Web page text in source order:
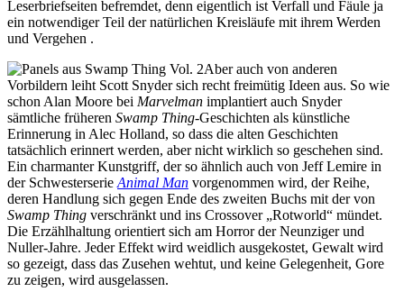
Leserbriefseiten befremdet, denn eigentlich ist Verfall und Fäule ja
ein notwendiger Teil der natürlichen Kreisläufe mit ihrem Werden
und Vergehen .
Aber auch von anderen
Vorbildern leiht Scott Snyder sich recht freimütig Ideen aus. So wie
schon Alan Moore bei Marvelman implantiert auch Snyder
sämtliche früheren Swamp Thing-Geschichten als künstliche
Erinnerung in Alec Holland, so dass die alten Geschichten
tatsächlich erinnert werden, aber nicht wirklich so geschehen sind.
Ein charmanter Kunstgriff, der so ähnlich auch von Jeff Lemire in
der Schwesterserie Animal Man vorgenommen wird, der Reihe,
deren Handlung sich gegen Ende des zweiten Buchs mit der von
Swamp Thing verschränkt und ins Crossover „Rotworld“ mündet.
Die Erzählhaltung orientiert sich am Horror der Neunziger und
Nuller-Jahre. Jeder Effekt wird weidlich ausgekostet, Gewalt wird
so gezeigt, dass das Zusehen wehtut, und keine Gelegenheit, Gore
zu zeigen, wird ausgelassen.